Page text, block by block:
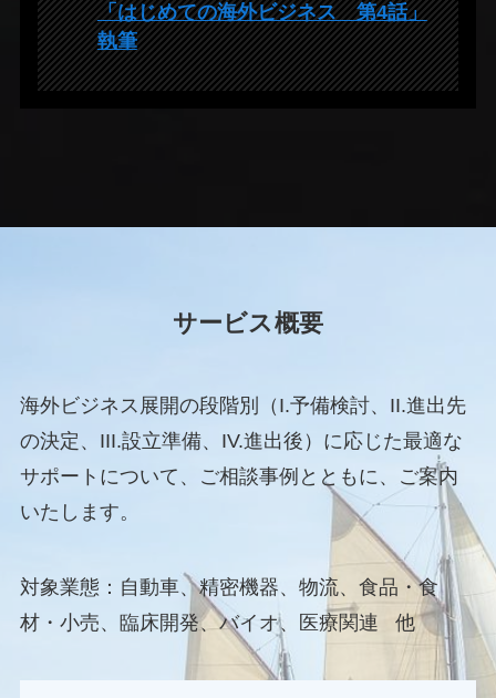
「はじめての海外ビジネス 第4話」
執筆
サービス概要
海外ビジネス展開の段階別（I.予備検討、II.進出先
の決定、III.設立準備、IV.進出後）に応じた最適な
サポートについて、ご相談事例とともに、ご案内
いたします。
対象業態：自動車、精密機器、物流、食品・食
材・小売、臨床開発、バイオ、医療関連 他